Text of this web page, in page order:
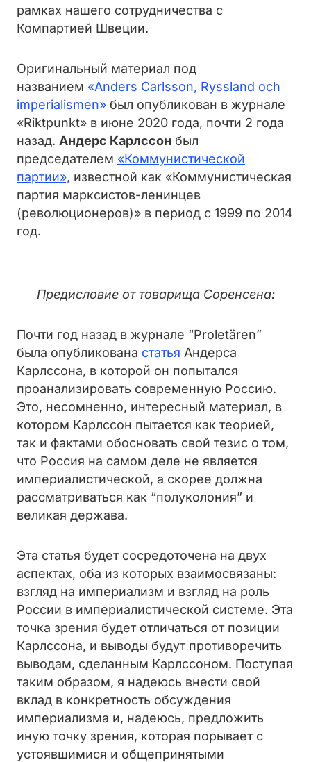
рамках нашего сотрудничества с
Компартией Швеции.
Оригинальный материал под
названием «Anders Carlsson, Ryssland och
imperialismen» был опубликован в журнале
«Riktpunkt» в июне 2020 года, почти 2 года
назад. Андерс Карлссон был
председателем «Коммунистической
партии», известной как «Коммунистическая
партия марксистов-ленинцев
(революционеров)» в период с 1999 по 2014
год.
Предисловие от товарища Соренсена:
Почти год назад в журнале “Proletären”
была опубликована статья Андерса
Карлссона, в которой он попытался
проанализировать современную Россию.
Это, несомненно, интересный материал, в
котором Карлссон пытается как теорией,
так и фактами обосновать свой тезис о том,
что Россия на самом деле не является
империалистической, а скорее должна
рассматриваться как “полуколония” и
великая держава.
Эта статья будет сосредоточена на двух
аспектах, оба из которых взаимосвязаны:
взгляд на империализм и взгляд на роль
России в империалистической системе. Эта
точка зрения будет отличаться от позиции
Карлссона, и выводы будут противоречить
выводам, сделанным Карлссоном. Поступая
таким образом, я надеюсь внести свой
вклад в конкретность обсуждения
империализма и, надеюсь, предложить
иную точку зрения, которая порывает с
устоявшимися и общепринятыми